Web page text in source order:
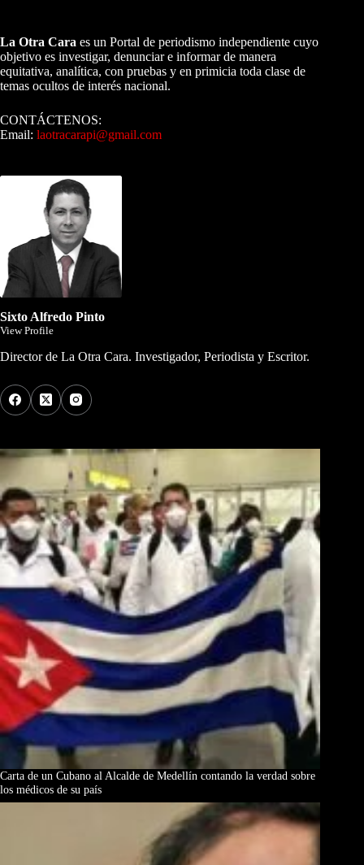
La Otra Cara es un Portal de periodismo independiente cuyo
objetivo es investigar, denunciar e informar de manera
equitativa, analítica, con pruebas y en primicia toda clase de
temas ocultos de interés nacional.
CONTÁCTENOS:
Email: laotracarapi@gmail.com
Sixto Alfredo Pinto
View Profile
Director de La Otra Cara. Investigador, Periodista y Escritor.
Carta de un Cubano al Alcalde de Medellín contando la verdad sobre
los médicos de su país